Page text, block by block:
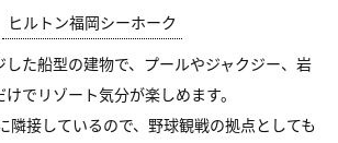
ヒルトン福岡シーホーク
た船型の建物で、プールやジャクジー、岩
でリゾート気分が楽しめます。
隣接しているので、野球観戦の拠点としても